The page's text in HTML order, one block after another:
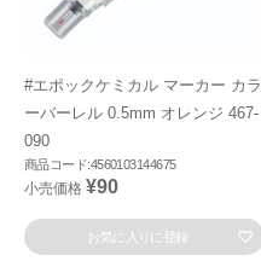
#エポックケミカル マーカー カラ
ーバーレル 0.5mm オレンジ 467-
090
商品コード:4560103144675
小売価格 ¥90
お気に入りに登録